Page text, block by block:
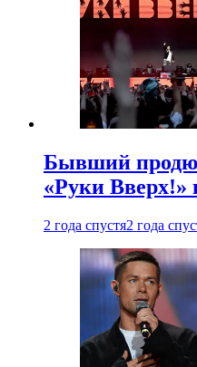
Бывший
«Руки Вверх!»
2 года спустя2 года